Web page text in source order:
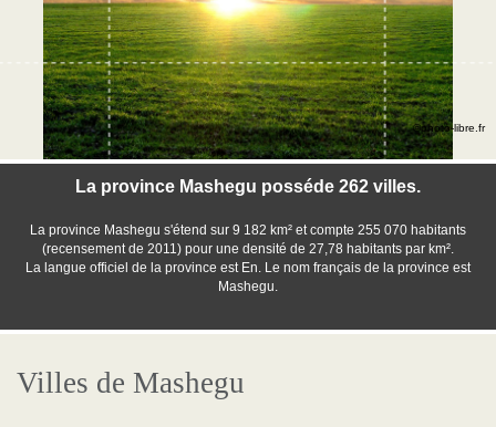
La province Mashegu posséde 262 villes.
La province Mashegu s'étend sur 9 182 km² et compte 255 070 habitants
(recensement de 2011) pour une densité de 27,78 habitants par km².
La langue officiel de la province est En. Le nom français de la province est
Mashegu.
©photo-libre.fr
Villes de Mashegu